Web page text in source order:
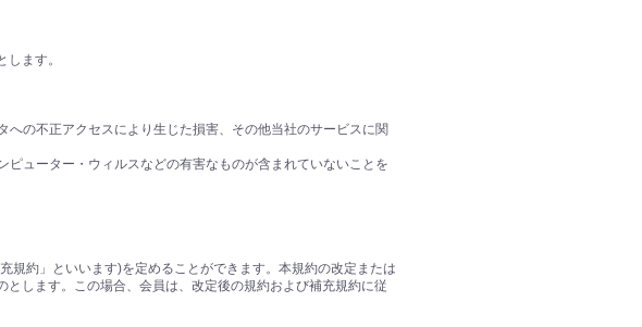
ます。
の不正アクセスにより生じた損害、その他当社のサービスに関
ューター・ウィルスなどの有害なものが含まれていないことを
規約」といいます)を定めることができます。本規約の改定または
します。この場合、会員は、改定後の規約および補充規約に従